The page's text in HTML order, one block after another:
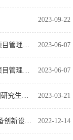
2023-09-22
2023-06-07
喜报：我院工程管理专业学生在全国高等院校项目管理大赛中获得佳绩
2023-06-07
喜报：我院工程管理专业学生在全国高等院校项目管理大赛中获得佳绩
2023-03-21
建筑工程学院学子喜获“西湖科创杯”第八届中国研究生智慧城市技术与创意设计大赛全国三等奖
2022-12-14
喜报： 我院研究生获第九届中国研究生能源装备创新设计大赛二等奖